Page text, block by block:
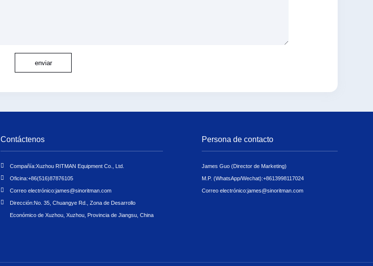
enviar
Contáctenos
Compañía:Xuzhou RITMAN Equipment Co., Ltd.
Oficina:+86(516)87876105
Correo electrónico:james@sinoritman.com
Dirección:No. 35, Chuangye Rd., Zona de Desarrollo
Económico de Xuzhou, Xuzhou, Provincia de Jiangsu, China
Persona de contacto
James Guo (Director de Marketing)
M.P. (WhatsApp/Wechat):+8613998117024
Correo electrónico:james@sinoritman.com